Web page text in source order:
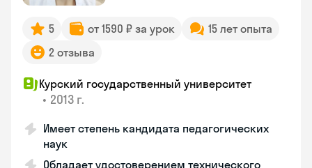
5 от 1590 ₽ за урок
15 лет опыта
2 отзыва
Курский государственный университет
• 2013 г.
Имеет степень кандидата педагогических
наук
Обладает удостоверением технического